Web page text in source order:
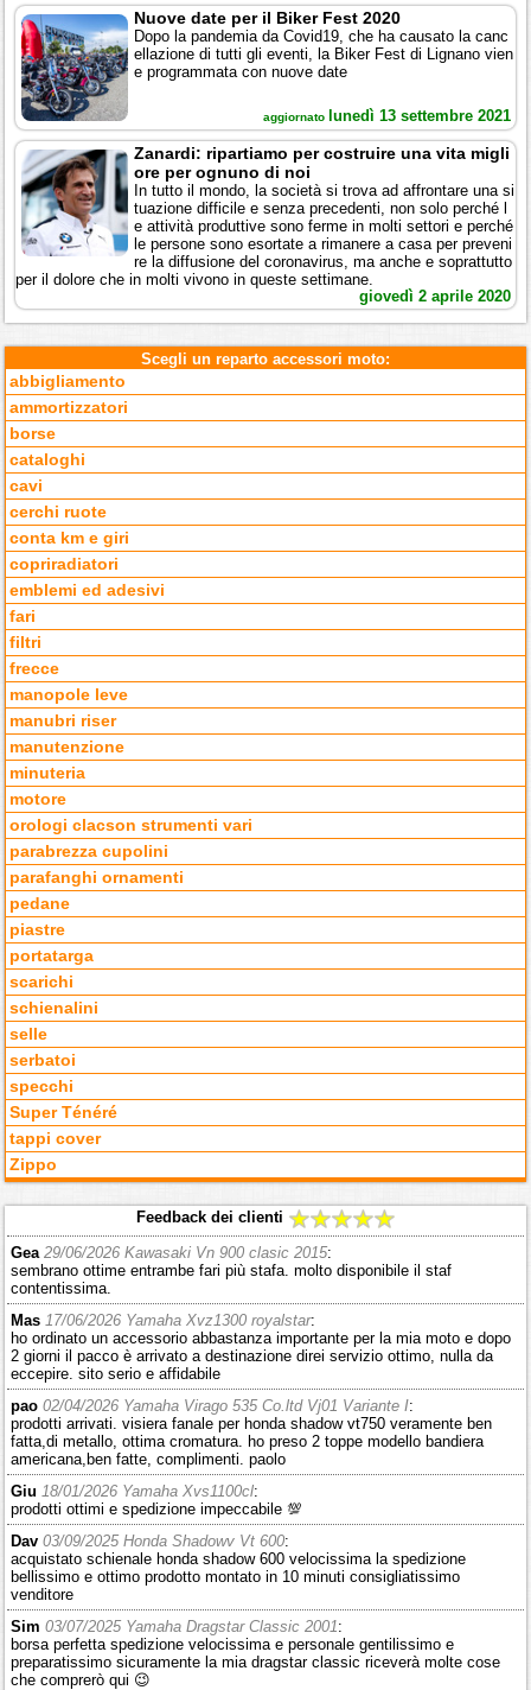
Nuove date per il Biker Fest 2020
Dopo la pandemia da Covid19, che ha causato la canc
ellazione di tutti gli eventi, la Biker Fest di Lignano vien
e programmata con nuove date
aggiornato lunedì 13 settembre 2021
Zanardi: ripartiamo per costruire una vita migli
ore per ognuno di noi
In tutto il mondo, la società si trova ad affrontare una si
tuazione difficile e senza precedenti, non solo perché l
e attività produttive sono ferme in molti settori e perché
le persone sono esortate a rimanere a casa per preveni
re la diffusione del coronavirus, ma anche e soprattutto
per il dolore che in molti vivono in queste settimane.
giovedì 2 aprile 2020
Scegli un reparto accessori moto:
abbigliamento
ammortizzatori
borse
cataloghi
cavi
cerchi ruote
conta km e giri
copriradiatori
emblemi ed adesivi
fari
filtri
frecce
manopole leve
manubri riser
manutenzione
minuteria
motore
orologi clacson strumenti vari
parabrezza cupolini
parafanghi ornamenti
pedane
piastre
portatarga
scarichi
schienalini
selle
serbatoi
specchi
Super Ténéré
tappi cover
Zippo
Feedback dei clienti
Gea 29/06/2026 Kawasaki Vn 900 clasic 2015:
sembrano ottime entrambe fari più stafa. molto disponibile il staf
contentissima.
Mas 17/06/2026 Yamaha Xvz1300 royalstar:
ho ordinato un accessorio abbastanza importante per la mia moto e dopo
2 giorni il pacco è arrivato a destinazione direi servizio ottimo, nulla da
eccepire. sito serio e affidabile
pao 02/04/2026 Yamaha Virago 535 Co.ltd Vj01 Variante I:
prodotti arrivati. visiera fanale per honda shadow vt750 veramente ben
fatta,di metallo, ottima cromatura. ho preso 2 toppe modello bandiera
americana,ben fatte, complimenti. paolo
Giu 18/01/2026 Yamaha Xvs1100cl:
prodotti ottimi e spedizione impeccabile 💯
Dav 03/09/2025 Honda Shadowv Vt 600:
acquistato schienale honda shadow 600 velocissima la spedizione
bellissimo e ottimo prodotto montato in 10 minuti consigliatissimo
venditore
Sim 03/07/2025 Yamaha Dragstar Classic 2001:
borsa perfetta spedizione velocissima e personale gentilissimo e
preparatissimo sicuramente la mia dragstar classic riceverà molte cose
che comprerò qui 😉